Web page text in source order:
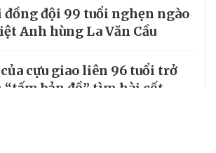
đồng đội 99 tuổi nghẹn ngào
Anh hùng La Văn Cầu
cựu giao liên 96 tuổi trở
bản đồ” tìm hài cốt